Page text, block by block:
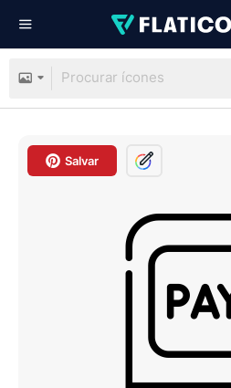
Salvar